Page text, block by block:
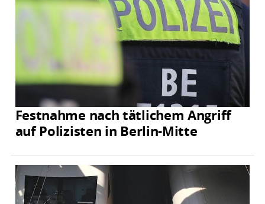
Festnahme nach tätlichem Angriff
auf Polizisten in Berlin-Mitte